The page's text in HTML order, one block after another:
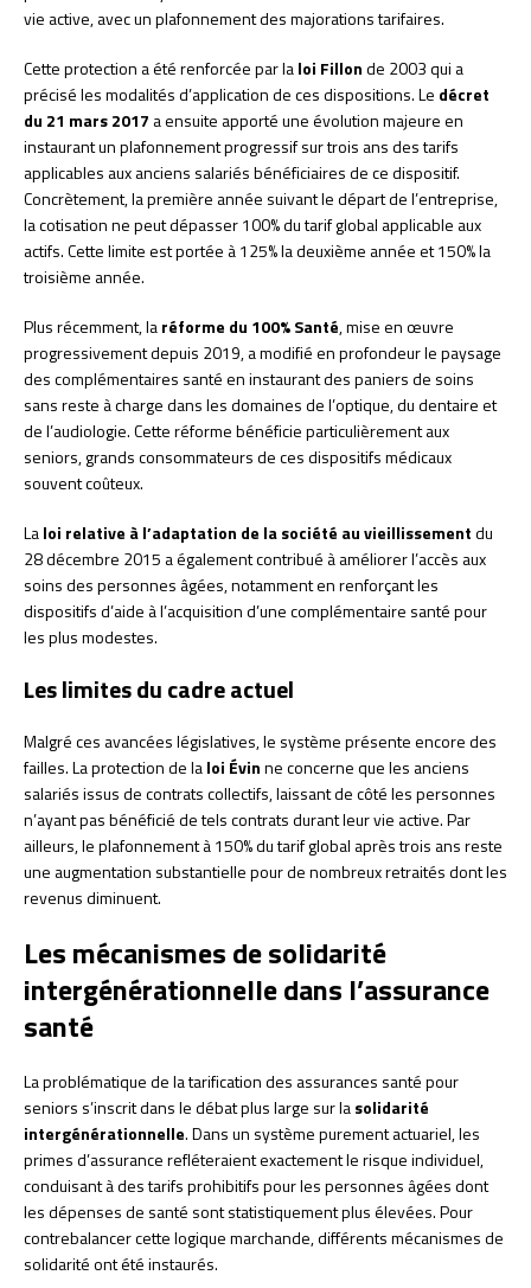
vie active, avec un plafonnement des majorations tarifaires.
Cette protection a été renforcée par laloi Fillonde 2003 qui a
précisé les modalités d’application de ces dispositions. Le décret
du 21 mars 2017 a ensuite apporté une évolution majeure en
instaurant un plafonnement progressif sur trois ans des tarifs
applicables aux anciens salariés bénéficiaires de ce dispositif.
Concrètement, la première année suivant le départ de l’entreprise,
la cotisation ne peut dépasser 100% du tarif global applicable aux
actifs. Cette limite est portée à 125% la deuxième année et 150% la
troisième année.
Plus récemment, laréforme du 100% Santé, mise en œuvre
progressivement depuis 2019, a modifié en profondeur le paysage
des complémentaires santé en instaurant des paniers de soins
sans reste à charge dans les domaines de l’optique, du dentaire et
de l’audiologie. Cette réforme bénéficie particulièrement aux
seniors, grands consommateurs de ces dispositifs médicaux
souvent coûteux.
Laloi relative à l’adaptation de la société au vieillissementdu
28 décembre 2015 a également contribué à améliorer l’accès aux
soins des personnes âgées, notamment en renforçant les
dispositifs d’aide à l’acquisition d’une complémentaire santé pour
les plus modestes.
Les limites du cadre actuel
Malgré ces avancées législatives, le système présente encore des
failles. La protection de laloi Évinne concerne que les anciens
salariés issus de contrats collectifs, laissant de côté les personnes
n’ayant pas bénéficié de tels contrats durant leur vie active. Par
ailleurs, le plafonnement à 150% du tarif global après trois ans reste
une augmentation substantielle pour de nombreux retraités dont les
revenus diminuent.
Les mécanismes de solidarité
intergénérationnelle dans l’assurance
santé
La problématique de la tarification des assurances santé pour
seniors s’inscrit dans le débat plus large sur lasolidarité
intergénérationnelle. Dans un système purement actuariel, les
primes d’assurance refléteraient exactement le risque individuel,
conduisant à des tarifs prohibitifs pour les personnes âgées dont
les dépenses de santé sont statistiquement plus élevées. Pour
contrebalancer cette logique marchande, différents mécanismes de
solidarité ont été instaurés.